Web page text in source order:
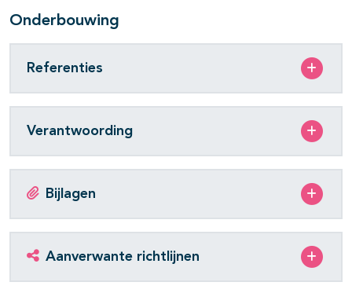
Onderbouwing
Referenties
Verantwoording
Bijlagen
Aanverwante richtlijnen